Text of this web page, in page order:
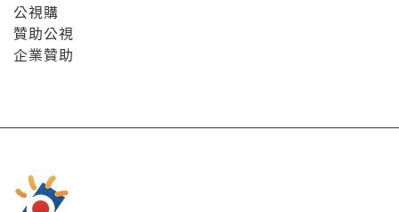
公視購
贊助公視
企業贊助